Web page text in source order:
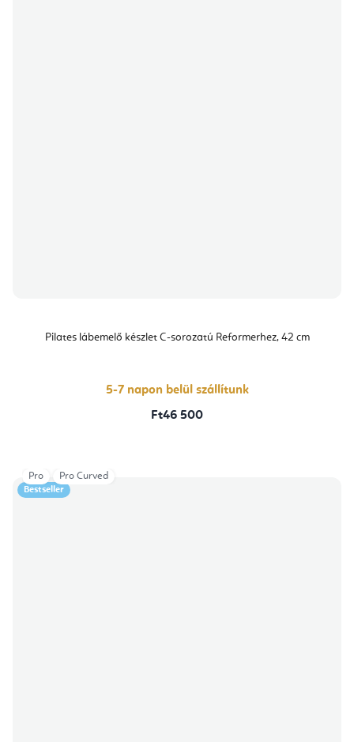
Pilates lábemelő készlet C-sorozatú Reformerhez, 42 cm
5-7 napon belül szállítunk
Ft46 500
Bestseller
Pro Pro Curved